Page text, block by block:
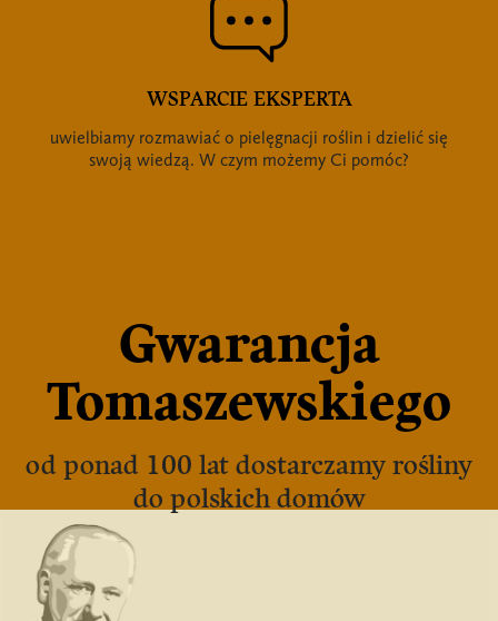
Gwarancja
Tomaszewskiego
od ponad 100 lat dostarczamy rośliny
do polskich domów
WSPARCIE EKSPERTA
uwielbiamy rozmawiać o pielęgnacji roślin i dzielić się
swoją wiedzą. W czym możemy Ci pomóc?